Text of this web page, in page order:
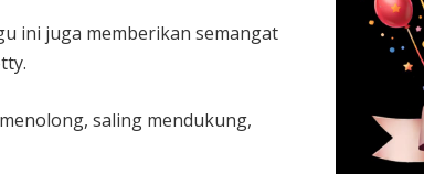
ini juga memberikan semangat
saling mendukung,